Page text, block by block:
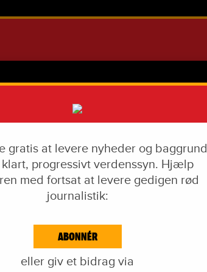
LIVSSTIL
IDÉKAMP KULTUR BLOGS
gratis at levere nyheder og baggrund
progressivt verdenssyn. Hjælp
med fortsat at levere gedigen rød
journalistik:
ABONNÉR
eller giv et bidrag via